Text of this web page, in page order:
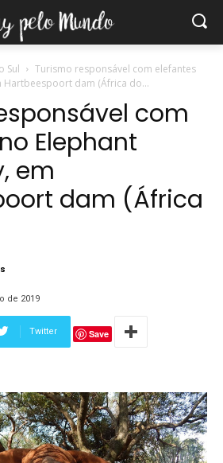
Sul
Turismo responsável com elefantes
Hartbeespoort dam (África do...
com
Elephant
em
dam (África
de 2019
Twitter Save